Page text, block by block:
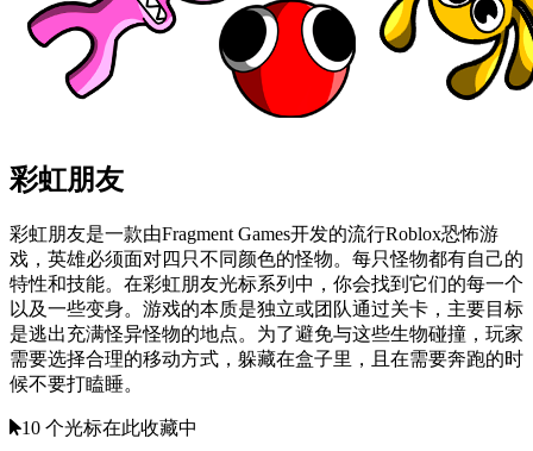
彩虹朋友
彩虹朋友是一款由Fragment Games开发的流行Roblox恐怖游
戏，英雄必须面对四只不同颜色的怪物。每只怪物都有自己的
特性和技能。在彩虹朋友光标系列中，你会找到它们的每一个
以及一些变身。游戏的本质是独立或团队通过关卡，主要目标
是逃出充满怪异怪物的地点。为了避免与这些生物碰撞，玩家
需要选择合理的移动方式，躲藏在盒子里，且在需要奔跑的时
候不要打瞌睡。
10 个光标在此收藏中